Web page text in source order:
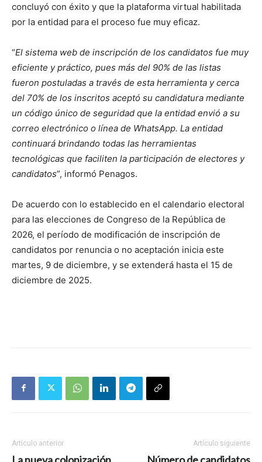
concluyó con éxito y que la plataforma virtual habilitada
por la entidad para el proceso fue muy eficaz.
“El sistema web de inscripción de los candidatos fue muy
eficiente y práctico, pues más del 90% de las listas
fueron postuladas a través de esta herramienta y cerca
del 70% de los inscritos aceptó su candidatura mediante
un código único de seguridad que la entidad envió a su
correo electrónico o línea de WhatsApp. La entidad
continuará brindando todas las herramientas
tecnológicas que faciliten la participación de electores y
candidatos”, informó Penagos.
De acuerdo con lo establecido en el calendario electoral
para las elecciones de Congreso de la República de
2026, el período de modificación de inscripción de
candidatos por renuncia o no aceptación inicia este
martes, 9 de diciembre, y se extenderá hasta el 15 de
diciembre de 2025.
Artículo anterior Artículo siguiente